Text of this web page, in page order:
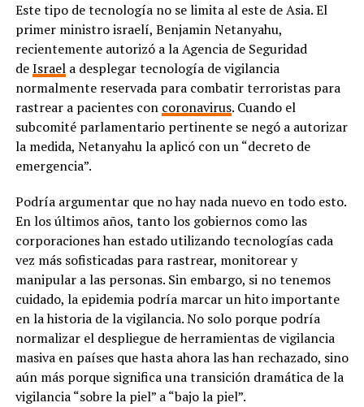
Este tipo de tecnología no se limita al este de Asia. El
primer ministro israelí, Benjamin Netanyahu,
recientemente autorizó a la Agencia de Seguridad
deIsraela desplegar tecnología de vigilancia
normalmente reservada para combatir terroristas para
rastrear a pacientes con coronavirus. Cuando el
subcomité parlamentario pertinente se negó a autorizar
la medida, Netanyahu la aplicó con un “decreto de
emergencia”.
Podría argumentar que no hay nada nuevo en todo esto.
En los últimos años, tanto los gobiernos como las
corporaciones han estado utilizando tecnologías cada
vez más sofisticadas para rastrear, monitorear y
manipular a las personas. Sin embargo, si no tenemos
cuidado, la epidemia podría marcar un hito importante
en la historia de la vigilancia. No solo porque podría
normalizar el despliegue de herramientas de vigilancia
masiva en países que hasta ahora las han rechazado, sino
aún más porque significa una transición dramática de la
vigilancia “sobre la piel” a “bajo la piel”.